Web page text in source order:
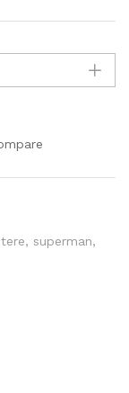
, superman,